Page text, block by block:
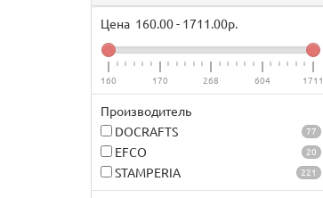
Цена 160.00- 1711.00р.
160 170 268 604 1711
Производитель
DOCRAFTS
77
EFCO 20
STAMPERIA 221